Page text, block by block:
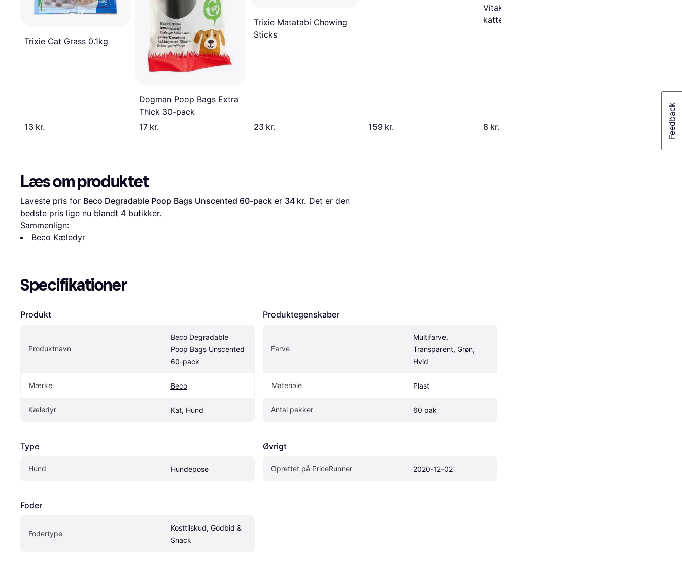
Trixie Cat Grass 0.1kg
13 kr.
Dogman Poop Bags Extra
Thick 30-pack
17 kr.
Trixie Matatabi Chewing
Sticks
23 kr. 159 kr.
Vitakraft Catstick Classic
kattesnack 5
8 kr.
Læs om produktet
Laveste pris for Beco Degradable Poop Bags Unscented 60-pack er 34 kr. Det er den
bedste pris lige nu blandt 4 butikker.
Sammenlign:
Beco Kæledyr
Specifikationer
Produkt
Produktnavn
Beco Degradable
Poop Bags Unscented
60-pack
Mærke Beco
Kæledyr Kat, Hund
Type
Hund Hundepose
Foder
Fodertype
Kosttilskud, Godbid &
Snack
Produktegenskaber
Farve
Multifarve,
Transparent, Grøn,
Hvid
Materiale Plast
Antal pakker 60 pak
Øvrigt
Oprettet på PriceRunner 2020-12-02